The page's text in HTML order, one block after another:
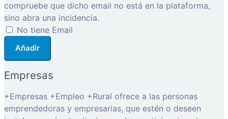
compruebe que dicho email no está en la plataforma,
sino abra una incidencia.
No tiene Email
Añadir
Empresas
+Empresas +Empleo +Rural ofrece a las personas
emprendedoras y empresarias, que estén o deseen